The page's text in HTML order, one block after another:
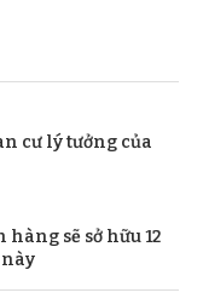
cư lý tưởng của
sẽ sở hữu 12
này